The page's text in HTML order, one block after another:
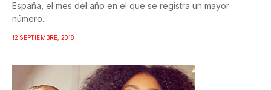
España, el mes del año en el que se registra un mayor
número...
12 SEPTIEMBRE, 2018